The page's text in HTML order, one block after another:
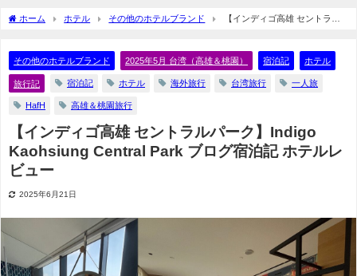
ホーム ホテル その他のホテルブランド
【インディゴ高雄 セントラル
その他のホテルブランド 2025年5月 台湾（高雄＆桃園） 宿泊記 ホテル
旅行記 宿泊記 ホテル 海外旅行 台湾旅行 一人旅
HafH 高雄＆桃園旅行
【インディゴ高雄 セントラルパーク】Indigo
Kaohsiung Central Park ブログ宿泊記 ホテルレ
ビュー
2025年6月21日